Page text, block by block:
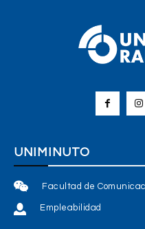
UNIMINUTO
Facultad de
Empleabilidad